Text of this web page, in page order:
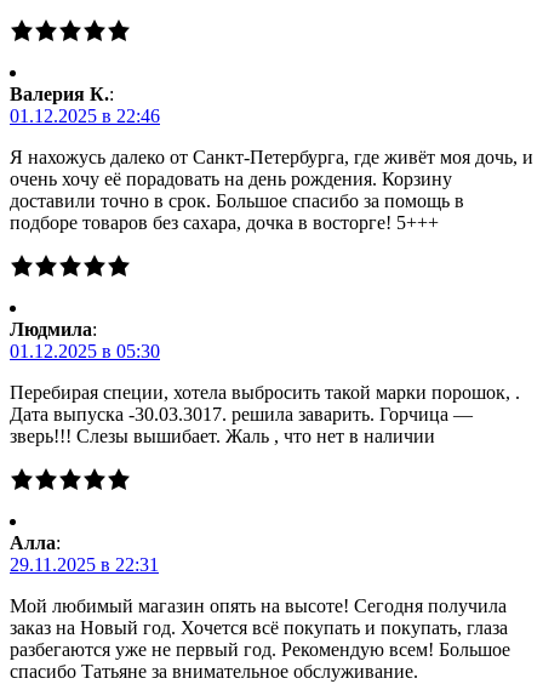
Валерия К.:
01.12.2025 в 22:46
Я нахожусь далеко от Санкт-Петербурга, где живёт моя дочь, и
очень хочу её порадовать на день рождения. Корзину
доставили точно в срок. Большое спасибо за помощь в
подборе товаров без сахара, дочка в восторге! 5+++
Людмила:
01.12.2025 в 05:30
Перебирая специи, хотела выбросить такой марки порошок, .
Дата выпуска -30.03.3017. решила заварить. Горчица —
зверь!!! Слезы вышибает. Жаль , что нет в наличии
Алла:
29.11.2025 в 22:31
Мой любимый магазин опять на высоте! Сегодня получила
заказ на Новый год. Хочется всё покупать и покупать, глаза
разбегаются уже не первый год. Рекомендую всем! Большое
спасибо Татьяне за внимательное обслуживание.